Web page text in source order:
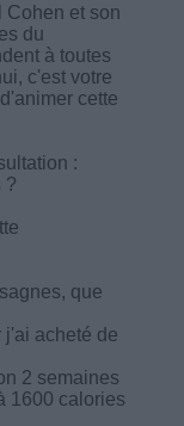
Cohen et son
du
à toutes
c'est votre
cette
:
?
que
j'ai acheté de
2 semaines
1600 calories